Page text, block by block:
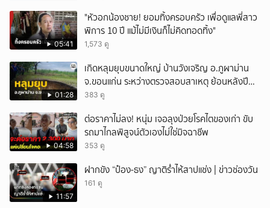
05:41
"หัวอกน้องชาย! ยอมทิ้งครอบครัว เพื่อดูแลพี่สาว
พิการ 10 ปี แม้ไม่มีเงินก็ไม่คิดทอดทิ้ง"
1,573 ดู
01:28
เกิดหลุมยุบขนาดใหญ่ บ้านวังเจริญ อ.ภูผาม่าน
จ.ขอนแก่น ระหว่างตรวจสอบสาเหตุ ย้อนหลังปี
2568 พบเคยพบหลุมยุบมาแล้วครั้งหนึ่ง
383 ดู
04:58
ต่อราคาไม่ลง! หนุ่ม เจอลุงป่วยโรคไตของเก่า ขับ
รถมาไกลพิสูจน์ตัวเองไม่ใช่มิจฉาชีพ
353 ดู
11:57
ฝากขัง “ป๋อง-ธง” ญาติร่ำไห้สาปแช่ง | ข่าวช่องวัน
161 ดู